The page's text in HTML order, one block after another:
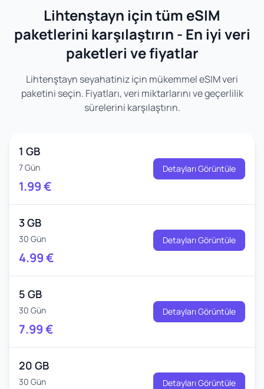
Lihtenştayn için tüm eSIM
paketlerini karşılaştırın - En iyi veri
paketleri ve fiyatlar
Lihtenştayn seyahatiniz için mükemmel eSIM veri
paketini seçin. Fiyatları, veri miktarlarını ve geçerlilik
sürelerini karşılaştırın.
1 GB
7 Gün
1.99€
Detayları Görüntüle
3 GB
30 Gün
4.99€
Detayları Görüntüle
5 GB
30 Gün
7.99€
Detayları Görüntüle
20 GB
30 Gün Detayları Görüntüle